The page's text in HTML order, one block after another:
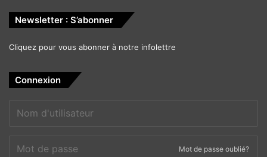
Newsletter : S’abonner
Cliquez pour vous abonner à notre infolettre
Connexion
Mot de passe oublié?